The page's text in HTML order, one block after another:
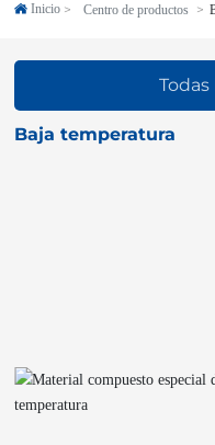
Inicio Centro de productos
Baja temperatura